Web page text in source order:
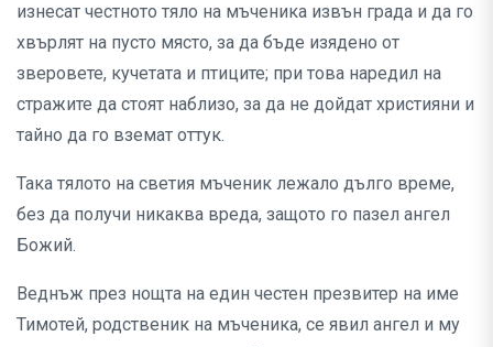
изнесат честното тяло на мъченика извън града и да го
хвърлят на пусто място, за да бъде изядено от
зверовете, кучетата и птиците; при това наредил на
стражите да стоят наблизо, за да не дойдат християни и
тайно да го вземат оттук.
Така тялото на светия мъченик лежало дълго време,
без да получи никаква вреда, защото го пазел ангел
Божий.
Веднъж през нощта на един честен презвитер на име
Тимотей, родственик на мъченика, се явил ангел и му